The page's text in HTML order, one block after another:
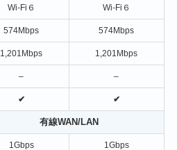
Wi-Fi６ Wi-Fi６
574Mbps 574Mbps
1,201Mbps 1,201Mbps
– –
✔ ✔
有線WAN/LAN
1Gbps 1Gbps